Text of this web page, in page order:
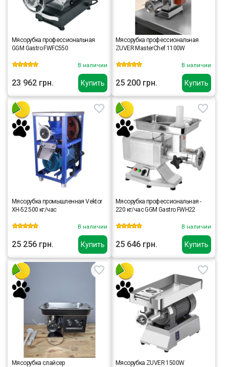
Купить
Мясорубка профессиональная
GGM Gastro FWFC550
В наличии
23 962 грн. Купить
Мясорубка профессиональная
ZUVER MasterChef 1100W
В наличии
25 200 грн.
Купить
Мясорубка промышленная Vektor
XH-52 500 кг/час
В наличии
25 256 грн. Купить
Мясорубка профессиональная -
220 кг/час GGM Gastro FWH22
В наличии
25 646 грн.
Мясорубка слайсер
Мясорубка ZUVER 1500W